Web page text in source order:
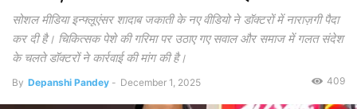
सोशल मीडिया इन्फ्लूएंसर शादाब जकाती के नए वीडियो ने डॉक्टरों में नाराज़गी पैदा
कर दी है। चिकित्सक पेशे की गरिमा पर उठाए गए सवाल और समाज में गलत संदेश
के चलते डॉक्टरों ने कार्रवाई की मांग की है।
By Depanshi Pandey - December 1, 2025 409